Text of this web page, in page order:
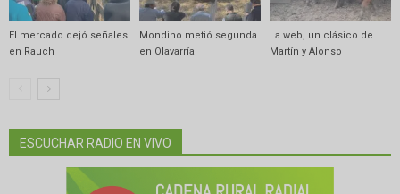
El mercado dejó señales
en Rauch
Mondino metió segunda
en Olavarría
La web, un clásico de
Martín y Alonso
ESCUCHAR RADIO EN VIVO